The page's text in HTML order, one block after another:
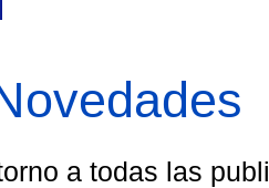
a todas las